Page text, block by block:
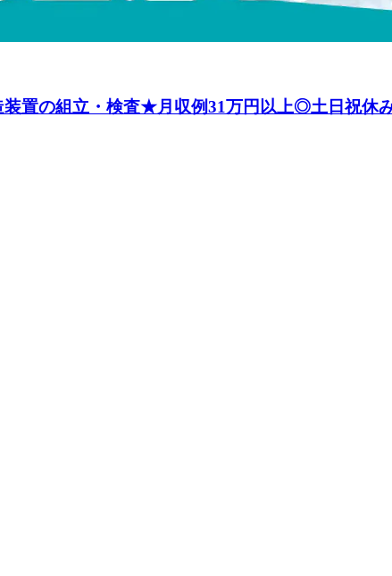
置の組立・検査★月収例31万円以上◎土日祝休